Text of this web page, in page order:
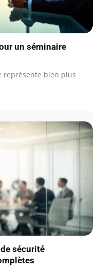
un séminaire
représente bien plus
sécurité